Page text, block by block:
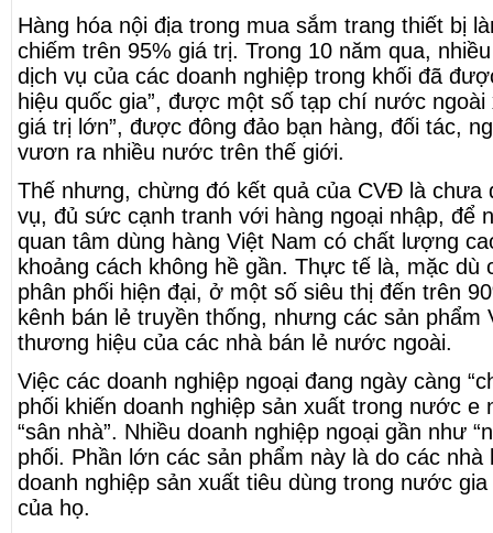
Hàng hóa nội địa trong mua sắm trang thiết bị
chiếm trên 95% giá trị. Trong 10 năm qua,
dịch vụ của các doanh nghiệp trong khối đã
hiệu quốc gia”, được một số tạp chí nước
giá trị lớn”, được đông đảo bạn hàng, đối tác,
vươn ra nhiều nước trên thế giới.
Thế nhưng, chừng đó kết quả của CVĐ là chưa
vụ, đủ sức cạnh tranh với hàng ngoại nhập, để
quan tâm dùng hàng Việt Nam có chất lượng
khoảng cách không hề gần. Thực tế là, mặc dù
phân phối hiện đại, ở một số siêu thị đến trên
kênh bán lẻ truyền thống, nhưng các sản phẩm
thương hiệu của các nhà bán lẻ nước ngoài.
Việc các doanh nghiệp ngoại đang ngày càng
phối khiến doanh nghiệp sản xuất trong nước e
“sân nhà”. Nhiều doanh nghiệp ngoại gần như
phối. Phần lớn các sản phẩm này là do các
doanh nghiệp sản xuất tiêu dùng trong nước
của họ.